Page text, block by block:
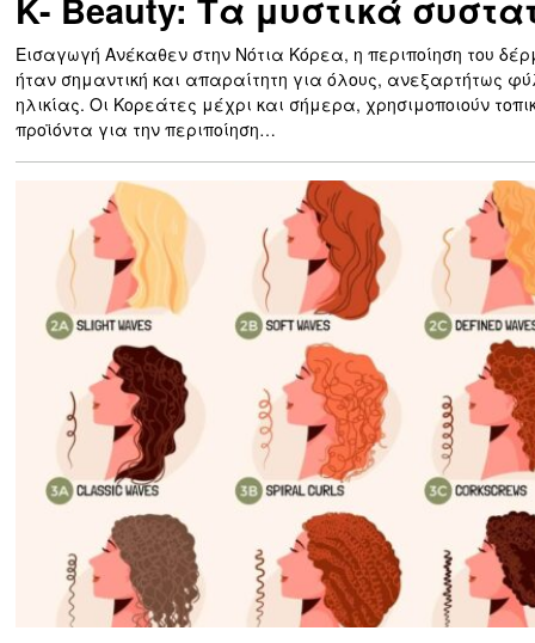
Εισαγωγή Ανέκαθεν στην Νότια Κόρεα, η περιποίηση του
ήταν σημαντική και απαραίτητη για όλους, ανεξαρτήτως
ηλικίας. Οι Κορεάτες μέχρι και σήμερα, χρησιμοποιούν
προϊόντα για την περιποίηση…